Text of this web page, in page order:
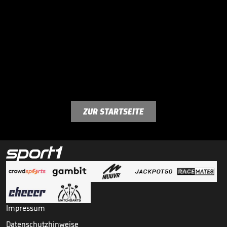
ZUR STARTSEITE
Impressum
Datenschutzhinweise